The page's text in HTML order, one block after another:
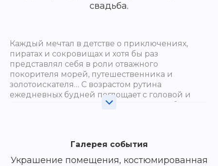
свадьба.
Каждый мечтал в детстве о приключениях,
пиратах и сокровищах и хотя бы раз
представлял себя в роли отважного
покорителя морей, путешественника и
золотоискателя… С возрастом рутина
ежедневных будней поглощает с головой и
чувство авантюризма уходит в лета. Чтобы
вечеринка — необычный и веселый способ.
Галерея события
Украшение помещения, костюмированная